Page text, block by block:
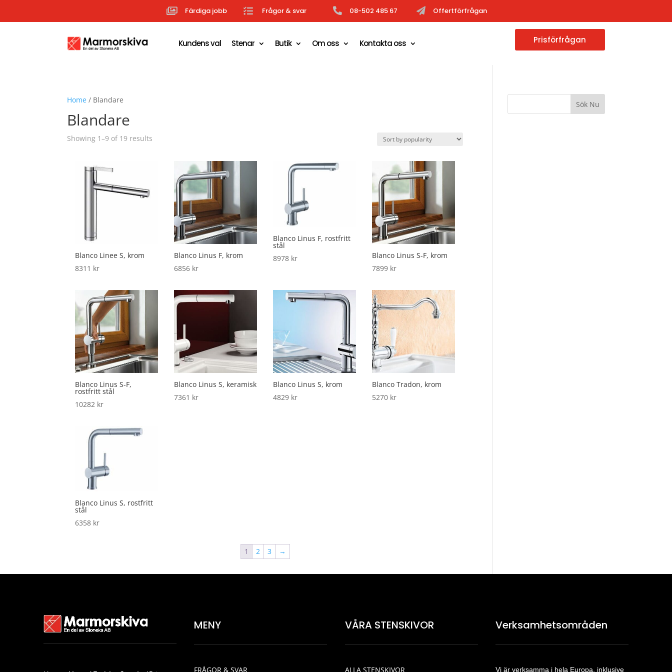
 Färdiga jobb  Frågor & svar  08-502 485 67  Offertförfrågan
Kundens val Stenar Butik Om oss Kontakta oss Prisförfrågan
Home / Blandare
Blandare
Showing 1–9 of 19 results
Blanco Linee S, krom
8311 kr
Blanco Linus F, krom
6856 kr
Blanco Linus F, rostfritt
stål
8978 kr
Blanco Linus S-F, krom
7899 kr
Blanco Linus S-F,
rostfritt stål
10282 kr
Blanco Linus S, keramisk
7361 kr
Blanco Linus S, krom
4829 kr
Blanco Tradon, krom
5270 kr
Blanco Linus S, rostfritt
stål
6358 kr
1 2 3 →
Sök Nu
MENY
FRÅGOR & SVAR
VÅRA STENSKIVOR
ALLA STENSKIVOR
Verksamhetsområden
Vi är verksamma i hela Europa, inklusive